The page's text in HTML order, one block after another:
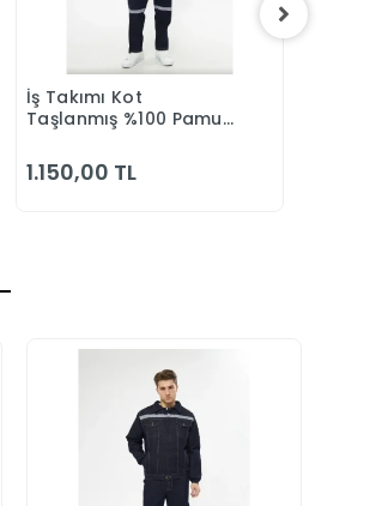
Sepete Ekle
İş Takımı Kot
Taşlanmış %100 Pamuk
Yazlık
1.150,00 TL